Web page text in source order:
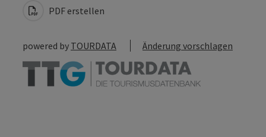
PDF erstellen
powered by TOURDATA Änderung vorschlagen